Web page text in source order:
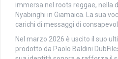
immersa nel roots reggae, nella
Nyabinghi in Giamaica. La sua
carichi di messaggi di
Nel marzo 2026 è uscito il suo
prodotto da Paolo Baldini